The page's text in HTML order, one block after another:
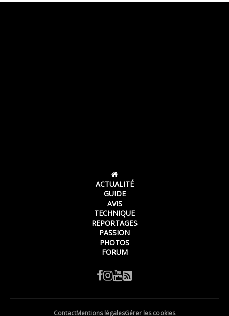
ACTUALITÉ
GUIDE
AVIS
TECHNIQUE
REPORTAGES
PASSION
PHOTOS
FORUM
ContactMentions légalesGérer les cookies